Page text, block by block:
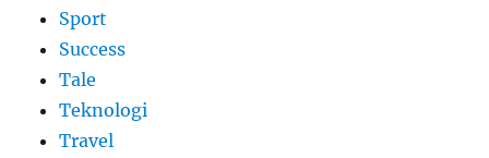
Sport
Success
Tale
Teknologi
Travel